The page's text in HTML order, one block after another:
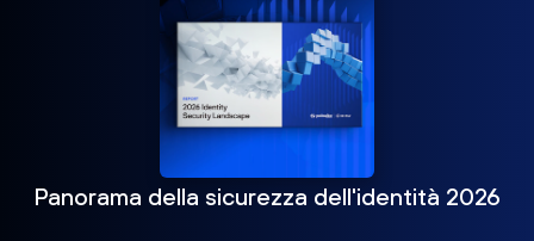
Panorama della sicurezza dell'identità 2026